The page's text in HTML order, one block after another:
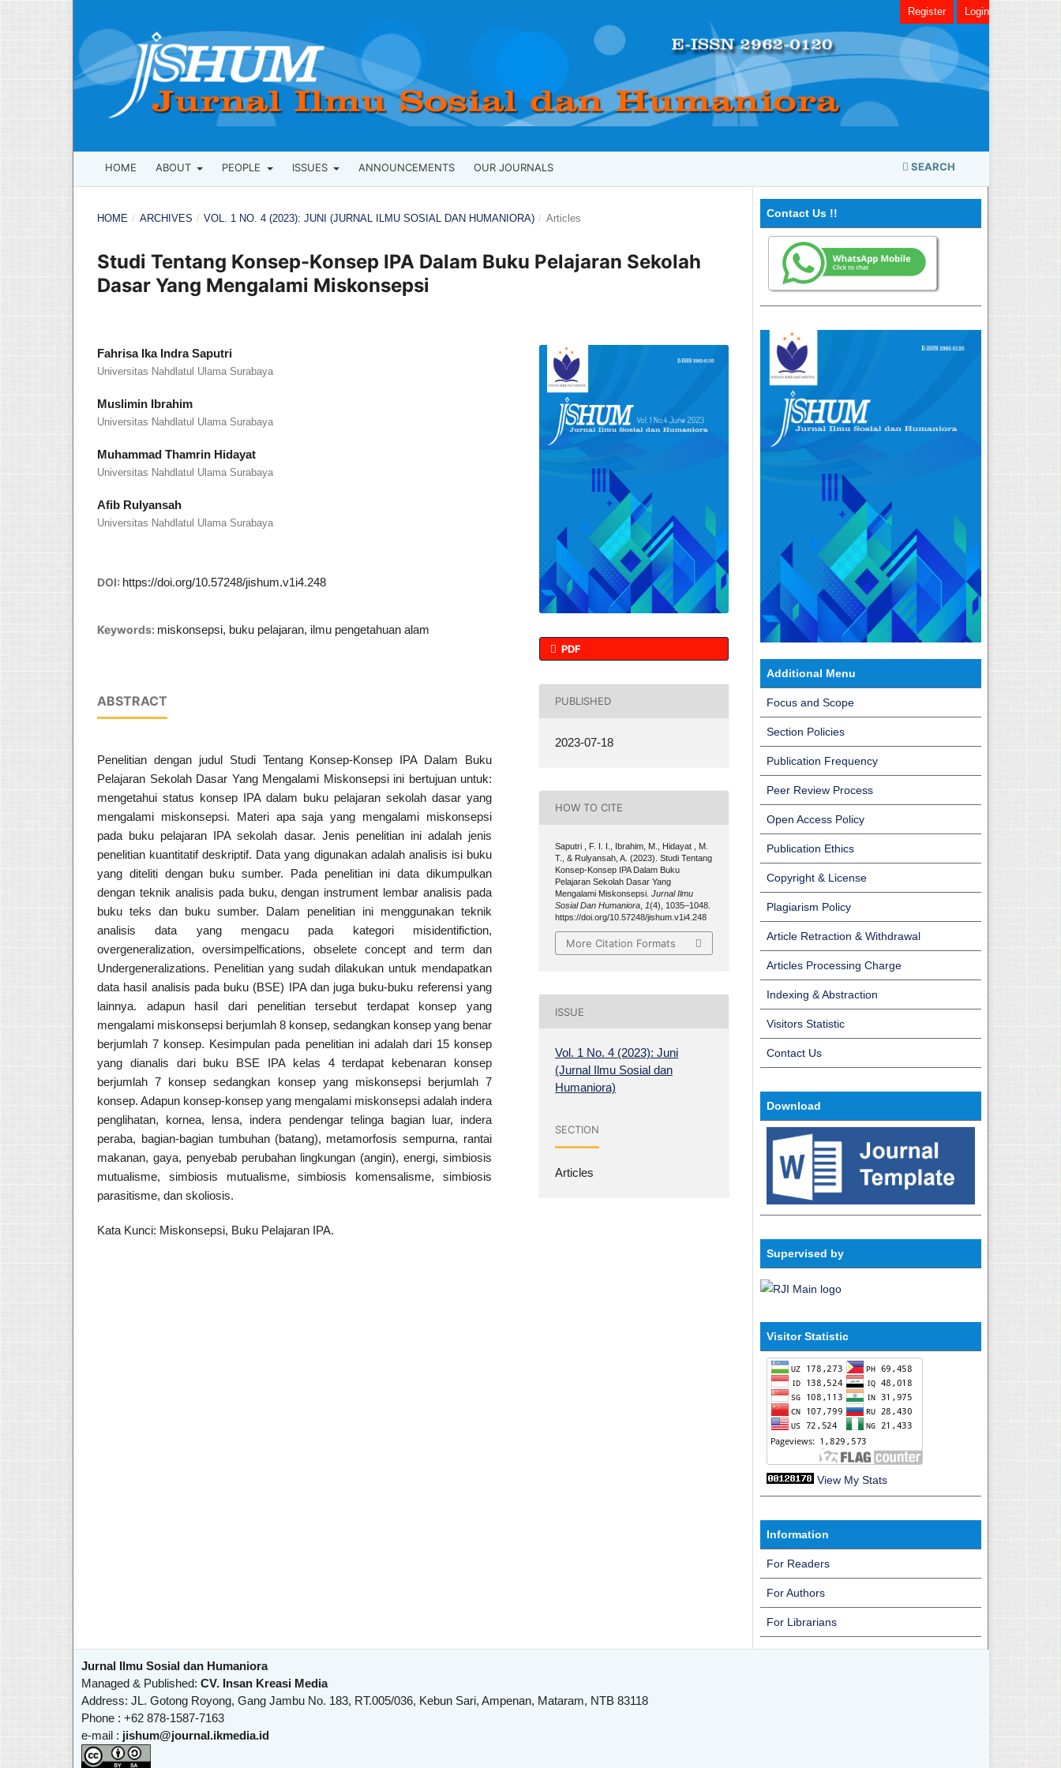
HOME ABOUT PEOPLE ISSUES ANNOUNCEMENTS OUR JOURNALS SEARCH
Register Login
HOME / ARCHIVES / VOL. 1 NO. 4 (2023): JUNI (JURNAL ILMU SOSIAL DAN HUMANIORA) / Articles
Studi Tentang Konsep-Konsep IPA Dalam Buku Pelajaran Sekolah
Dasar Yang Mengalami Miskonsepsi
Fahrisa Ika Indra Saputri
Universitas Nahdlatul Ulama Surabaya
Muslimin Ibrahim
Universitas Nahdlatul Ulama Surabaya
Muhammad Thamrin Hidayat
Universitas Nahdlatul Ulama Surabaya
Afib Rulyansah
Universitas Nahdlatul Ulama Surabaya
DOI: https://doi.org/10.57248/jishum.v1i4.248
Keywords: miskonsepsi, buku pelajaran, ilmu pengetahuan alam
ABSTRACT
Penelitian dengan judul Studi Tentang Konsep-Konsep IPA Dalam Buku
Pelajaran Sekolah Dasar Yang Mengalami Miskonsepsi ini bertujuan untuk:
mengetahui status konsep IPA dalam buku pelajaran sekolah dasar yang
mengalami miskonsepsi. Materi apa saja yang mengalami miskonsepsi
pada buku pelajaran IPA sekolah dasar. Jenis penelitian ini adalah jenis
penelitian kuantitatif deskriptif. Data yang digunakan adalah analisis isi buku
yang diteliti dengan buku sumber. Pada penelitian ini data dikumpulkan
dengan teknik analisis pada buku, dengan instrument lembar analisis pada
buku teks dan buku sumber. Dalam penelitian ini menggunakan teknik
analisis data yang mengacu pada kategori misidentifiction,
overgeneralization, oversimpelfications, obselete concept and term dan
Undergeneralizations. Penelitian yang sudah dilakukan untuk mendapatkan
data hasil analisis pada buku (BSE) IPA dan juga buku-buku referensi yang
lainnya. adapun hasil dari penelitian tersebut terdapat konsep yang
mengalami miskonsepsi berjumlah 8 konsep, sedangkan konsep yang benar
berjumlah 7 konsep. Kesimpulan pada penelitian ini adalah dari 15 konsep
yang dianalis dari buku BSE IPA kelas 4 terdapat kebenaran konsep
berjumlah 7 konsep sedangkan konsep yang miskonsepsi berjumlah 7
konsep. Adapun konsep-konsep yang mengalami miskonsepsi adalah indera
penglihatan, kornea, lensa, indera pendengar telinga bagian luar, indera
peraba, bagian-bagian tumbuhan (batang), metamorfosis sempurna, rantai
makanan, gaya, penyebab perubahan lingkungan (angin), energi, simbiosis
mutualisme, simbiosis mutualisme, simbiosis komensalisme, simbiosis
parasitisme, dan skoliosis.
Kata Kunci: Miskonsepsi, Buku Pelajaran IPA.
PDF
PUBLISHED
2023-07-18
HOW TO CITE
Saputri , F. I. I., Ibrahim, M., Hidayat , M.
T., & Rulyansah, A. (2023). Studi Tentang
Konsep-Konsep IPA Dalam Buku
Pelajaran Sekolah Dasar Yang
Mengalami Miskonsepsi.Jurnal Ilmu
Sosial Dan Humaniora 1(4), 1035–1048.
https://doi.org/10.57248/jishum.v1i4.248
More Citation Formats
ISSUE
Vol. 1 No. 4 (2023): Juni
(Jurnal Ilmu Sosial dan
Humaniora)
SECTION
Articles
Contact Us !!
Additional Menu
Focus and Scope
Section Policies
Publication Frequency
Peer Review Process
Open Access Policy
Publication Ethics
Copyright & License
Plagiarism Policy
Article Retraction & Withdrawal
Articles Processing Charge
Indexing & Abstraction
Visitors Statistic
Contact Us
Download
Supervised by
Visitor Statistic
View My Stats
Information
For Readers
For Authors
For Librarians
Jurnal Ilmu Sosial dan Humaniora
Managed & Published: CV. Insan Kreasi Media
Address: JL. Gotong Royong, Gang Jambu No. 183, RT.005/036, Kebun Sari, Ampenan, Mataram, NTB 83118
Phone : +62 878-1587-7163
e-mail : jishum@journal.ikmedia.id